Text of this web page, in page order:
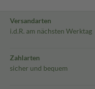
Versandarten
i.d.R. am nächsten Werktag
Zahlarten
sicher und bequem